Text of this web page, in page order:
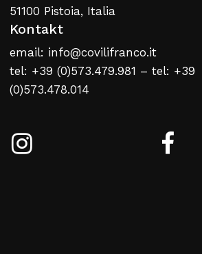
51100 Pistoia, Italia
Kontakt
email: info@covilifranco.it
tel: +39 (0)573.479.981 – tel: +39
(0)573.478.014